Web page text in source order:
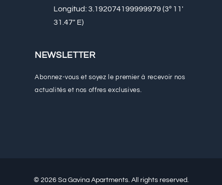
Longitud: 3.192074199999979 (3º 11′
31.47″ E)
NEWSLETTER
Abonnez-vous et soyez le premier à recevoir nos
actualités et nos offres exclusives.
© 2026 Sa Gavina Apartments. All rights reserved.